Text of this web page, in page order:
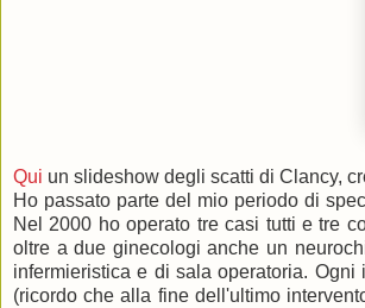
Qui un slideshow degli scatti di Clancy,
Ho passato parte del mio periodo di
Nel 2000 ho operato tre casi tutti e tre
oltre a due ginecologi anche un
infermieristica e di sala operatoria.
(ricordo che alla fine dell'ultimo